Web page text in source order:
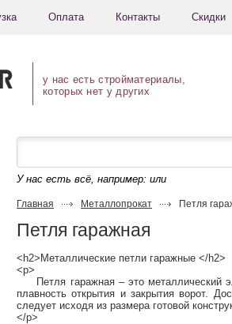
Оплата Контакты Скидки
у нас есть стройматериалы,
которых нет у других
У нас есть всё, например: или
Главная Металлопрокат Петля
Петля гаражная
<h2>Металлические петли гаражные </h2>
<p>
Петля гаражная – это металлический
плавность открытия и закрытия ворот.
следует исходя из размера готовой
</p>